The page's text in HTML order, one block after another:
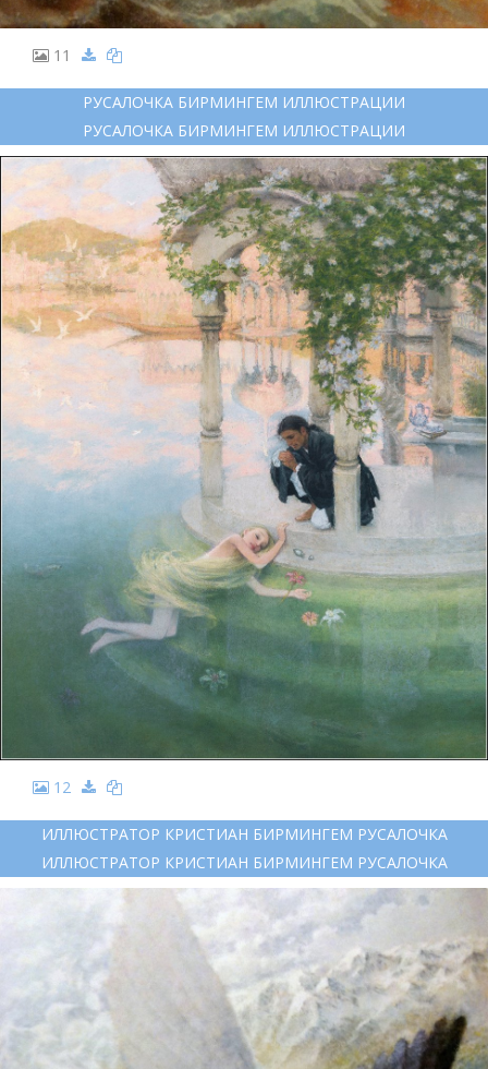
11
РУСАЛОЧКА БИРМИНГЕМ ИЛЛЮСТРАЦИИ
РУСАЛОЧКА БИРМИНГЕМ ИЛЛЮСТРАЦИИ
12
ИЛЛЮСТРАТОР КРИСТИАН БИРМИНГЕМ РУСАЛОЧКА
ИЛЛЮСТРАТОР КРИСТИАН БИРМИНГЕМ РУСАЛОЧКА